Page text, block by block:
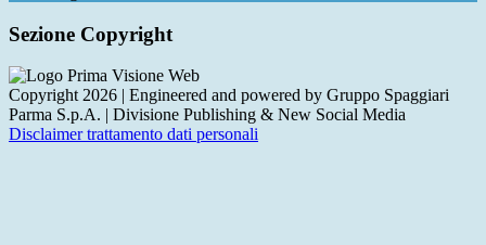
Sezione Copyright
Copyright 2026 | Engineered and powered by Gruppo Spaggiari
Parma S.p.A. | Divisione Publishing & New Social Media
Disclaimer trattamento dati personali